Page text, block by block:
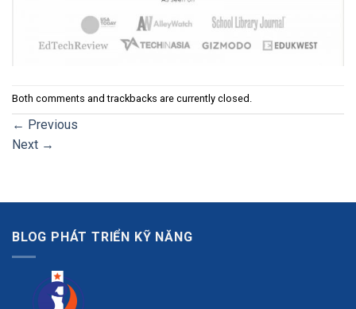
Both comments and trackbacks are currently closed.
← Previous
Next →
BLOG PHÁT TRIỂN KỸ NĂNG